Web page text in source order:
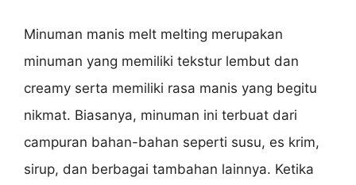
Minuman manis melt melting merupakan
minuman yang memiliki tekstur lembut dan
creamy serta memiliki rasa manis yang begitu
nikmat. Biasanya, minuman ini terbuat dari
campuran bahan-bahan seperti susu, es krim,
sirup, dan berbagai tambahan lainnya. Ketika